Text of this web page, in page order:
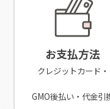
お支払方法
クレジットカード・
GMO後払い・代金引